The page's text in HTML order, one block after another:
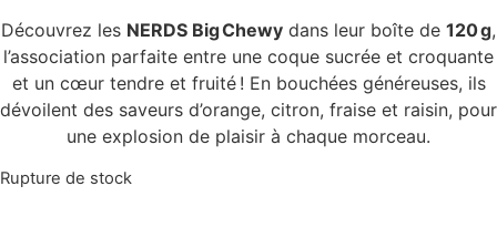
Découvrez les NERDS Big Chewy dans leur boîte de 120 g,
l’association parfaite entre une coque sucrée et croquante
et un cœur tendre et fruité ! En bouchées généreuses, ils
dévoilent des saveurs d’orange, citron, fraise et raisin, pour
une explosion de plaisir à chaque morceau.
Rupture de stock